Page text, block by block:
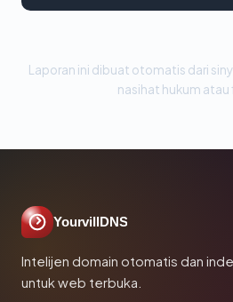
Laporan ini dibuat otomatis dari
nasihat hukum atau
YourvillDNS
Intelijen domain otomatis dan
untuk web terbuka.